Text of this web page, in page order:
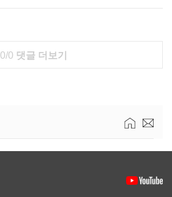
0/0 댓글 더보기